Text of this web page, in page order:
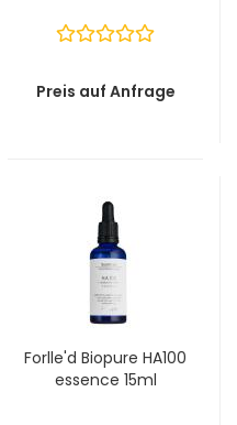
Preis auf Anfrage
Forlle'd Biopure HA100
essence 15ml